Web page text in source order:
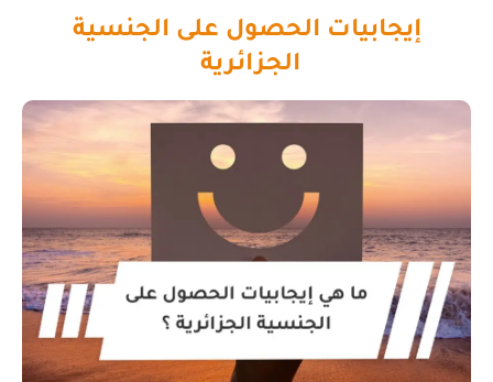
إيجابيات الحصول على الجنسية
الجزائرية